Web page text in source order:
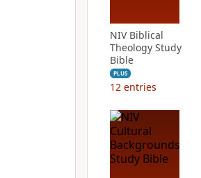
NIV Biblical
Theology Study
Bible
PLUS
12 entries